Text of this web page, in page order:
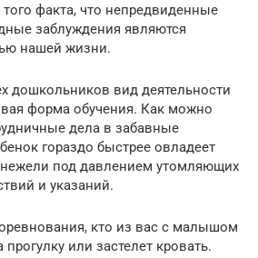
факта, что непредвиденные
заблуждения являются
нашей жизни.
дошкольников вид деятельности
форма обучения. Как можно
дела в забавные
гораздо быстрее овладеет
под давлением утомляющих
и указаний.
кто из вас с малышом
или застелет кровать.